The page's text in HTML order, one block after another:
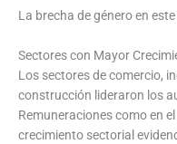
La brecha de género en
Sectores con Mayor
Los sectores de comercio,
construcción lideraron los
Remuneraciones como en
crecimiento sectorial